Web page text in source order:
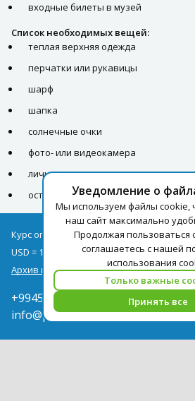
входные билеты в музей
Список необходимых вещей:
теплая верхняя одежда
перчатки или рукавицы
шарф
шапка
солнечные очки
фото- или видеокамера
личная аптечка
остальные вещи на усмотрение
Уведомление о
Мы используем файлы cookie,
наш сайт максимально
Продолжая пользоваться
соглашаетесь с нашей
использования
Только важные
Принять все
Курс оплаты туров на 08.08
USD = 1,71
EUR = 1,97
Архив курсов
+994502285435
info@pegast.az